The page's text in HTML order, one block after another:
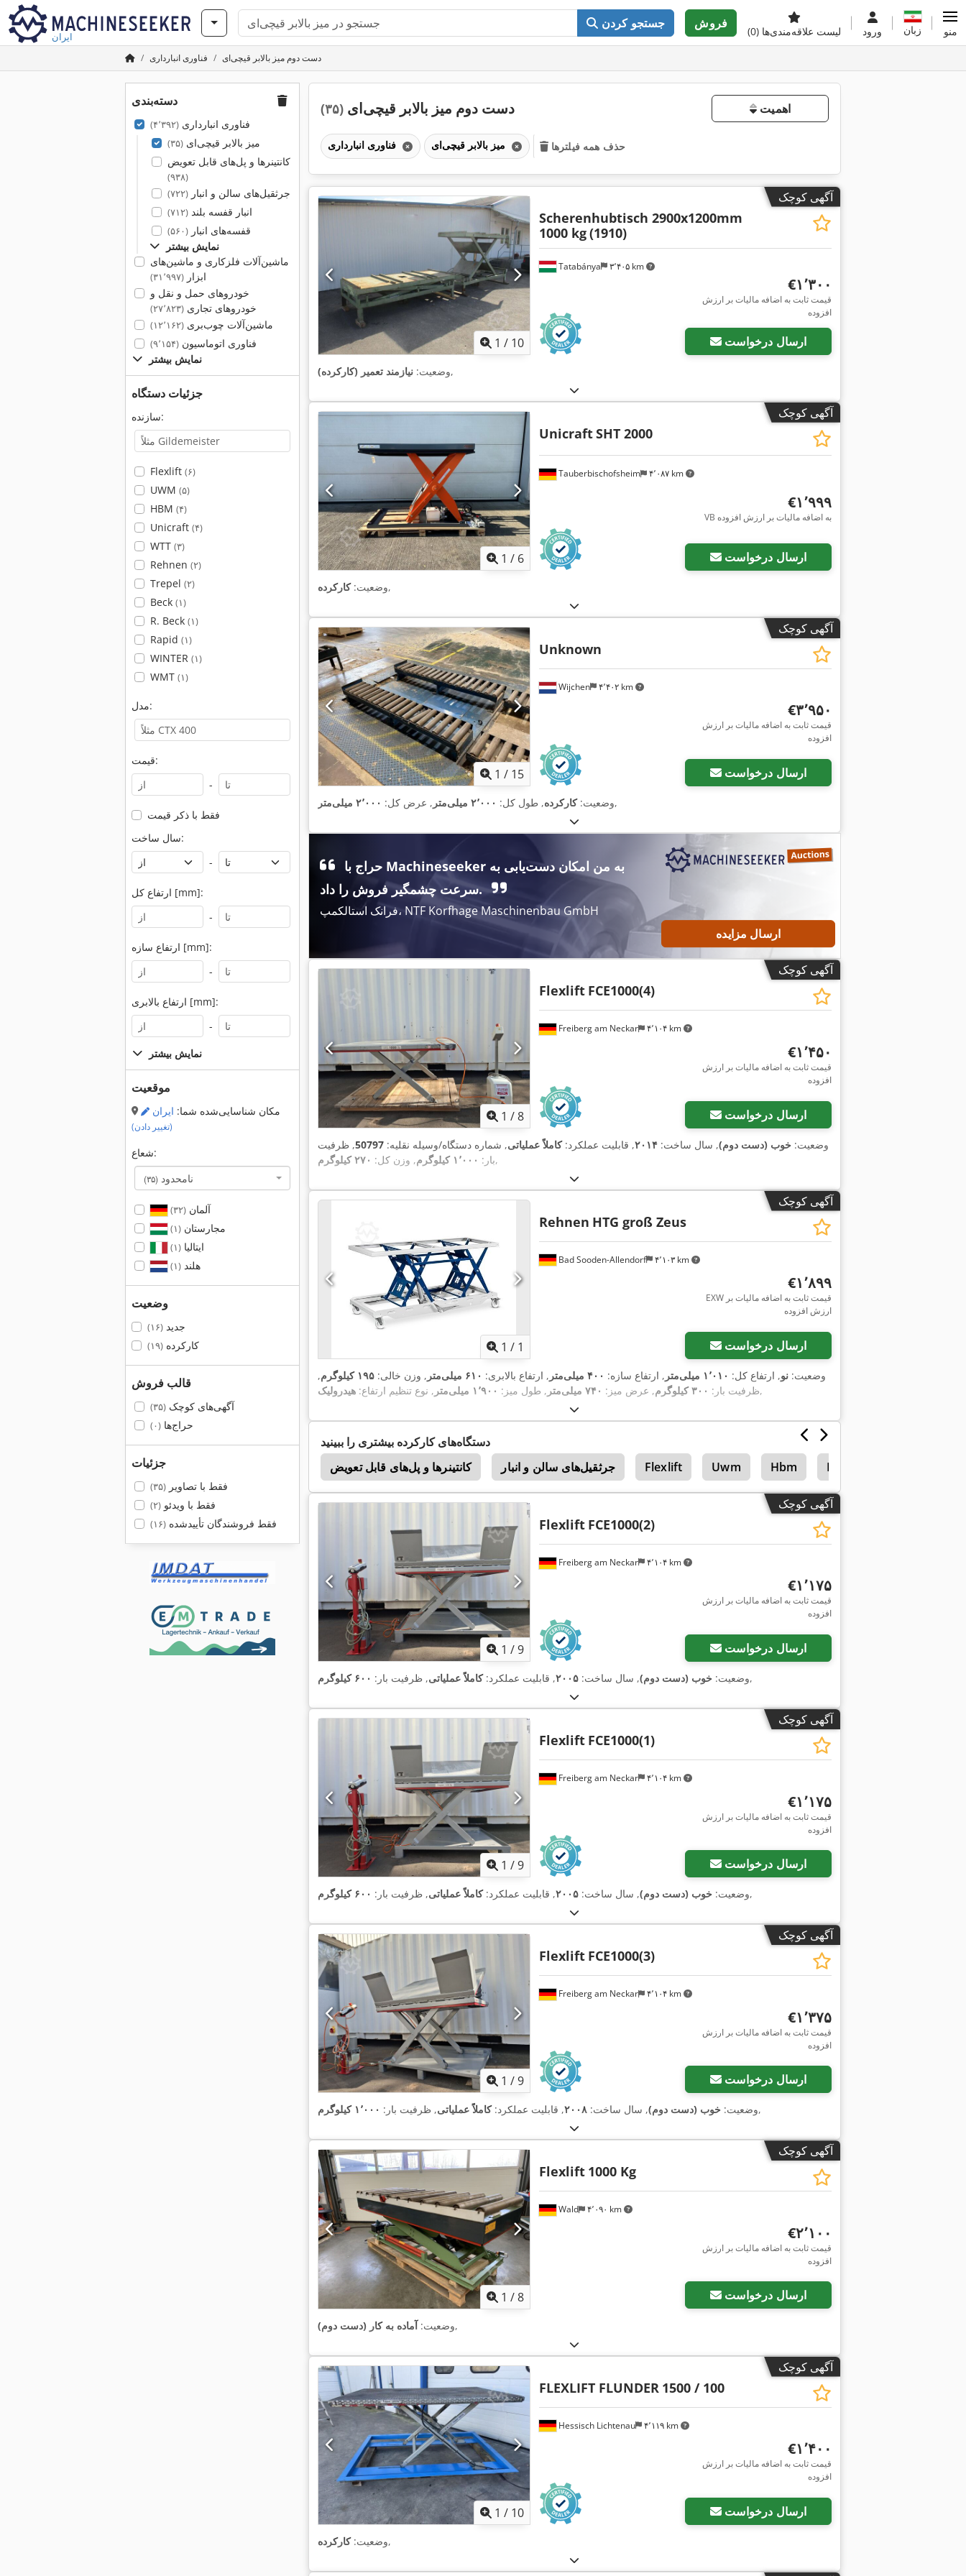
ایران
جستجو کردن فروش
لیست علاقه‌مندی‌ها (0) ورود زبان منو
فناوری انبارداری دست دوم میز بالابر قیچی‌ای
دسته‌بندی
فناوری انبارداری(۴٬۳۹۲)
میز بالابر قیچی‌ای(۳۵)
کانتینرها و پل‌های قابل تعویض
(۹۳۸)
جرثقیل‌های سالن و انبار(۷۲۲)
انبار قفسه بلند(۷۱۲)
قفسه‌های انبار(۵۶۰)
نمایش بیشتر
ماشین‌آلات فلزکاری و ماشین‌های
ابزار(۳۱٬۹۹۷)
خودروهای حمل و نقل و
خودروهای تجاری(۲۷٬۸۲۳)
ماشین‌آلات چوب‌بری(۱۲٬۱۶۲)
فناوری اتوماسیون(۹٬۱۵۴)
نمایش بیشتر
جزئیات دستگاه
سازنده:
Flexlift (۶)
UWM (۵)
HBM (۴)
Unicraft (۴)
WTT (۳)
Rehnen (۲)
Trepel (۲)
Beck (۱)
R. Beck (۱)
Rapid (۱)
WINTER (۱)
WMT (۱)
مدل:
قیمت:
-
فقط با ذکر قیمت
سال ساخت:
-
ارتفاع کل [mm]:
-
ارتفاع سازه [mm]:
-
ارتفاع بالابری [mm]:
-
نمایش بیشتر
موقعیت
مکان شناسایی‌شده شما: ایران
(تغییر دادن)
شعاع:
نامحدود (۳۵)
آلمان(۳۲)
مجارستان(۱)
ایتالیا(۱)
هلند(۱)
وضعیت
جدید(۱۶)
کارکرده(۱۹)
قالب فروش
آگهی‌های کوچک(۳۵)
حراج‌ها(۰)
جزئیات
فقط با تصاویر(۳۵)
فقط با ویدئو(۲)
فقط فروشندگان تأییدشده(۱۶)
دست دوم میز بالابر قیچی‌ای (۳۵) اهمیت
فناوری انبارداری حذف همه فیلترها
آگهی کوچک
1 / 10
Tatabánya ۳٬۴۰۵ km
Scherenhubtisch 2900x1200mm
1000 kg(1910)
‎€۱٬۳۰۰
قیمت ثابت به اضافه مالیات بر ارزش
افزوده
ارسال درخواست
وضعیت: نیازمند تعمیر (کارکرده) ,
آگهی کوچک
1 / 6
Tauberbischofsheim ۴٬۰۸۷ km
UnicraftSHT 2000
‎€۱٬۹۹۹
VB به اضافه مالیات بر ارزش افزوده
ارسال درخواست
وضعیت:کارکرده ,
آگهی کوچک
1 / 15
Wijchen ۴٬۴۰۲ km
Unknown
‎€۳٬۹۵۰
قیمت ثابت به اضافه مالیات بر ارزش
افزوده
ارسال درخواست
وضعیت:کارکرده, طول کل: ۲٬۰۰۰ میلی‌متر , عرض کل: ۲٬۰۰۰ میلی‌متر ,
سرعت چشمگیر فروش را داد.
فرانک استالکمپ، NTF Korfhage Maschinenbau GmbH
ارسال مزایده
آگهی کوچک
1 /8
Freiberg am Neckar ۴٬۱۰۴ km
Flexlift FCE1000(4)
‎€۱٬۴۵۰
قیمت ثابت به اضافه مالیات بر ارزش
افزوده
ارسال درخواست
وضعیت: خوب (دست دوم), سال ساخت: ۲۰۱۴, قابلیت عملکرد:کاملاً عملیاتی, شماره دستگاه/وسیله نقلیه: 50797, ظرفیت
بار: ۱٬۰۰۰ کیلوگرم , وزن کل: ۲۷۰ کیلوگرم ,
آگهی کوچک
1 / 1
Bad Sooden-Allendorf ۴٬۱۰۳ km
Rehnen HTG groß Zeus
‎€۱٬۸۹۹
EXW قیمت ثابت به اضافه مالیات بر
ارزش افزوده
ارسال درخواست
وضعیت: نو, ارتفاع کل: ۱٬۰۱۰ میلی‌متر , ارتفاع سازه: ۴۰۰ میلی‌متر , ارتفاع بالابری: ۶۱۰ میلی‌متر , وزن خالی: ۱۹۵ کیلوگرم
,
ظرفیت بار: ۳۰۰ کیلوگرم , عرض میز: ۷۴۰ میلی‌متر , طول میز: ۱٬۹۰۰ میلی‌متر , نوع تنظیم ارتفاع: هیدرولیک ,
دستگاه‌های کارکرده بیشتری را ببینید
کانتینرها و پل‌های قابل تعویض
جرثقیل‌های سالن و انبار Flexlift Uwm Hbm Hbm 480
Albert Goecker Kg
آگهی کوچک
1 /9
Freiberg am Neckar ۴٬۱۰۴ km
Flexlift FCE1000(2)
‎€۱٬۱۷۵
قیمت ثابت به اضافه مالیات بر ارزش
افزوده
ارسال درخواست
وضعیت: خوب (دست دوم), سال ساخت: ۲۰۰۵, قابلیت عملکرد:کاملاً عملیاتی, ظرفیت بار: ۶۰۰ کیلوگرم ,
آگهی کوچک
1 /9
Freiberg am Neckar ۴٬۱۰۴ km
Flexlift FCE1000(1)
‎€۱٬۱۷۵
قیمت ثابت به اضافه مالیات بر ارزش
افزوده
ارسال درخواست
وضعیت: خوب (دست دوم), سال ساخت: ۲۰۰۵, قابلیت عملکرد:کاملاً عملیاتی, ظرفیت بار: ۶۰۰ کیلوگرم ,
آگهی کوچک
1 /9
Freiberg am Neckar ۴٬۱۰۴ km
Flexlift FCE1000(3)
‎€۱٬۳۷۵
قیمت ثابت به اضافه مالیات بر ارزش
افزوده
ارسال درخواست
وضعیت: خوب (دست دوم), سال ساخت: ۲۰۰۸, قابلیت عملکرد:کاملاً عملیاتی, ظرفیت بار: ۱٬۰۰۰ کیلوگرم ,
آگهی کوچک
1 /8
Wald ۴٬۰۹۰ km
Flexlift 1000 Kg
‎€۲٬۱۰۰
قیمت ثابت به اضافه مالیات بر ارزش
افزوده
ارسال درخواست
وضعیت:آماده به کار (دست دوم) ,
آگهی کوچک
1 / 10
Hessisch Lichtenau ۴٬۱۱۹ km
FLEXLIFT FLUNDER 1500 / 100
‎€۱٬۴۰۰
قیمت ثابت به اضافه مالیات بر ارزش
افزوده
ارسال درخواست
وضعیت:کارکرده ,